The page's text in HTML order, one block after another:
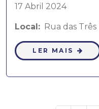
17 Abril 2024
Local: Rua das
LER MAIS